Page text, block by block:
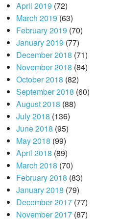
April 2019 (72)
March 2019 (63)
February 2019 (70)
January 2019 (77)
December 2018 (71)
November 2018 (84)
October 2018 (82)
September 2018 (60)
August 2018 (88)
July 2018 (136)
June 2018 (95)
May 2018 (99)
April 2018 (89)
March 2018 (70)
February 2018 (83)
January 2018 (79)
December 2017(77)
November 2017(87)